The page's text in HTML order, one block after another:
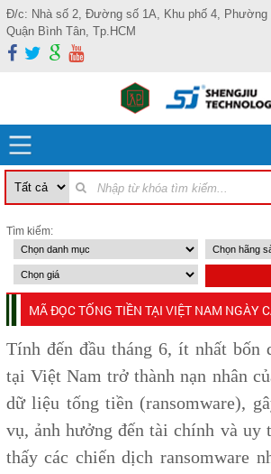
Đ/c: Nhà số 2, Đường số 1A, Khu phố 4, Phường
Quận Bình Tân, Tp.HCM
Tìm kiếm:
MÃ ĐỌC TỐNG TIỀN TẠI VIỆT NAM NGÀY
Tính đến đầu tháng 6, ít nhất bốn
tại Việt Nam trở thành nạn nhân
dữ liệu tống tiền (ransomware),
vụ, ảnh hưởng đến tài chính và uy
thấy các chiến dịch ransomware